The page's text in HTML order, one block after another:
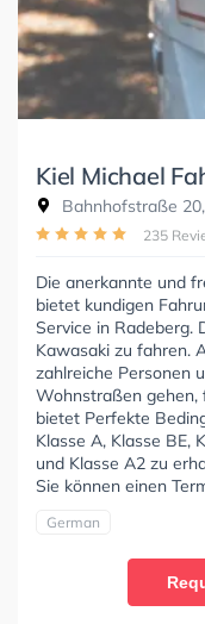
Kiel Michael
Bahnhofstraße
235
Die anerkannte und
bietet kundigen
Service in Radeberg.
Kawasaki zu fahren.
zahlreiche Personen
Wohnstraßen gehen,
bietet Perfekte
Klasse A, Klasse BE,
und Klasse A2 zu
Sie können einen
German